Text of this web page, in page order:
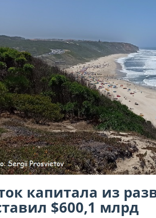
капитала из
$600,1 млрд